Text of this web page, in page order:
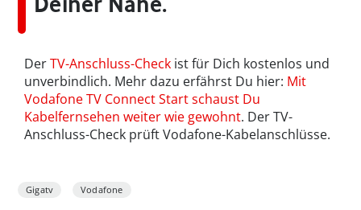
DerTV-Anschluss-Check ist für Dich kostenlos und
unverbindlich. Mehr dazu erfährst Du hier: Mit
Vodafone TV Connect Start schaust Du
Kabelfernsehen weiter wie gewohnt. Der TV-
Anschluss-Check prüft Vodafone-Kabelanschlüsse.
Gigatv Vodafone